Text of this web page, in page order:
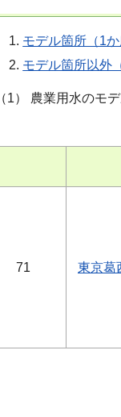
モデル箇所（1か
モデル箇所以外
（1） 農業用水のモ
71 東京葛